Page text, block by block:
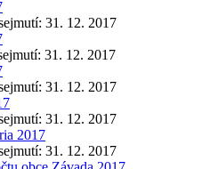
31. 12. 2017
31. 12. 2017
31. 12. 2017
31. 12. 2017
2017
31. 12. 2017